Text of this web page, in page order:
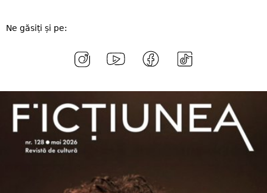
Ne găsiți și pe: